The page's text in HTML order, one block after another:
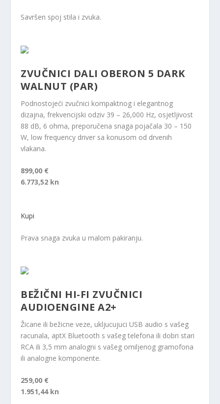
Savršen spoj stila i zvuka.
ZVUČNICI DALI OBERON 5 DARK
WALNUT (PAR)
Podnostojeći zvučnici kompaktnog i elegantnog
dizajna, frekvencijski odziv 39 – 26,000 Hz, osjetljivost
88 dB, 6 ohma, preporučena snaga pojačala 30 – 150
W, low frequency driver sa konusom od drvenih
vlakana.
899,00 €
6.773,52 kn
Kupi
Prava snaga zvuka u malom pakiranju.
BEŽIČNI HI-FI ZVUČNICI
AUDIOENGINE A2+
Žicane ili bežicne veze, ukljucujuci USB audio s vašeg
racunala, aptX Bluetooth s vašeg telefona ili dobri stari
RCA ili 3,5 mm analogni s vašeg omiljenog gramofona
ili analogne komponente.
259,00 €
1.951,44 kn